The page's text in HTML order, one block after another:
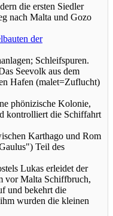
die ersten Siedler
nach Malta und Gozo
der
Schleifspuren.
Seevolk aus dem
Hafen (malet=Zuflucht)
phönizische Kolonie,
kontrolliert die Schiffahrt
Karthago und Rom
Teil des
Lukas erleidet der
vor Malta Schiffbruch,
und bekehrt die
wurden die kleinen